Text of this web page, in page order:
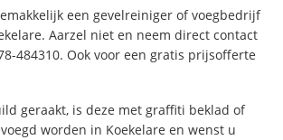
een gevelreiniger of voegbedrijf
Aarzel niet en neem direct contact
484310. Ook voor een gratis prijsofferte
geraakt, is deze met graffiti beklad of
worden in Koekelare en wenst u